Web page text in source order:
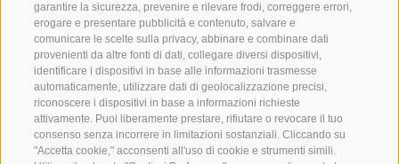
garantire la sicurezza, prevenire e rilevare frodi, correggere errori,
erogare e presentare pubblicità e contenuto, salvare e
comunicare le scelte sulla privacy, abbinare e combinare dati
provenienti da altre fonti di dati, collegare diversi dispositivi,
identificare i dispositivi in base alle informazioni trasmesse
automaticamente, utilizzare dati di geolocalizzazione precisi,
riconoscere i dispositivi in base a informazioni richieste
attivamente. Puoi liberamente prestare, rifiutare o revocare il tuo
consenso senza incorrere in limitazioni sostanziali. Cliccando su
"Accetta cookie," acconsenti all'uso di cookie e strumenti simili.
Al sito Internet
Punto d'incontro
Latteria di Vipiteno alle ore 15.00
Organizzatore
Latteria di Vipiteno
How to find us